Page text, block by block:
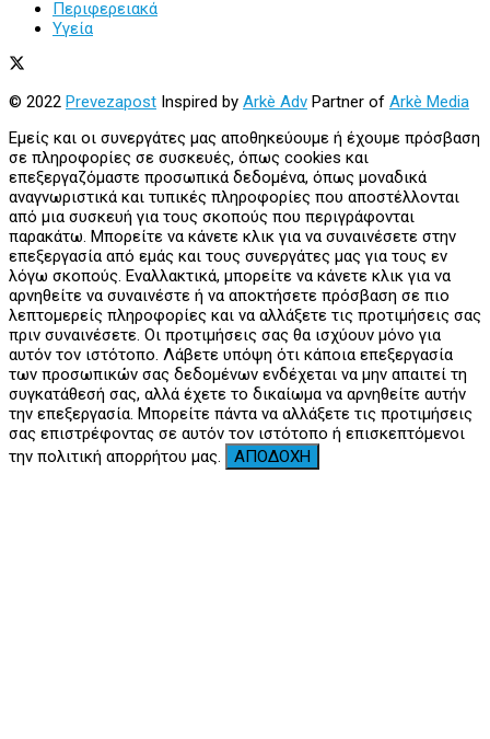
Περιφερειακά
Υγεία
© 2022 Prevezapost Inspired by Arkè Adv Partner of Arkè Media
Εμείς και οι συνεργάτες μας αποθηκεύουμε ή έχουμε πρόσβαση
σε πληροφορίες σε συσκευές, όπως cookies και
επεξεργαζόμαστε προσωπικά δεδομένα, όπως μοναδικά
αναγνωριστικά και τυπικές πληροφορίες που αποστέλλονται
από μια συσκευή για τους σκοπούς που περιγράφονται
παρακάτω. Μπορείτε να κάνετε κλικ για να συναινέσετε στην
επεξεργασία από εμάς και τους συνεργάτες μας για τους εν
λόγω σκοπούς. Εναλλακτικά, μπορείτε να κάνετε κλικ για να
αρνηθείτε να συναινέστε ή να αποκτήσετε πρόσβαση σε πιο
λεπτομερείς πληροφορίες και να αλλάξετε τις προτιμήσεις σας
πριν συναινέσετε. Οι προτιμήσεις σας θα ισχύουν μόνο για
αυτόν τον ιστότοπο. Λάβετε υπόψη ότι κάποια επεξεργασία
των προσωπικών σας δεδομένων ενδέχεται να μην απαιτεί τη
συγκατάθεσή σας, αλλά έχετε το δικαίωμα να αρνηθείτε αυτήν
την επεξεργασία. Μπορείτε πάντα να αλλάξετε τις προτιμήσεις
σας επιστρέφοντας σε αυτόν τον ιστότοπο ή επισκεπτόμενοι
την πολιτική απορρήτου μας.
ΑΠΟΔΟΧΗ